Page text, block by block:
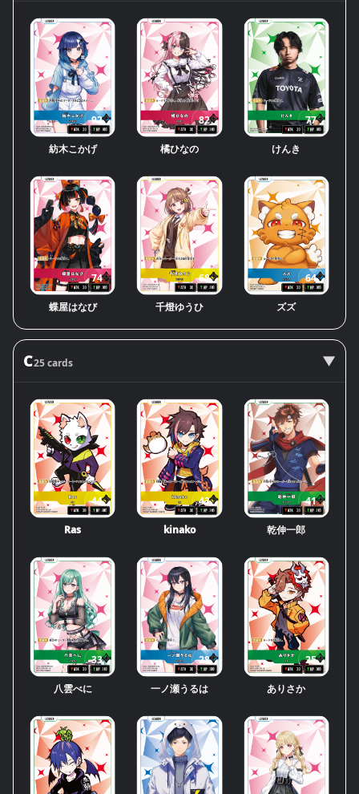
92
紡木こかげ
82
橘ひなの
77
けんき
74
蝶屋はなび
68
千燈ゆうひ
64
ズズ
C25 cards
44
Ras
43
kinako
41
乾伸一郎
33
八雲べに
28
一ノ瀬うるは
25
ありさか